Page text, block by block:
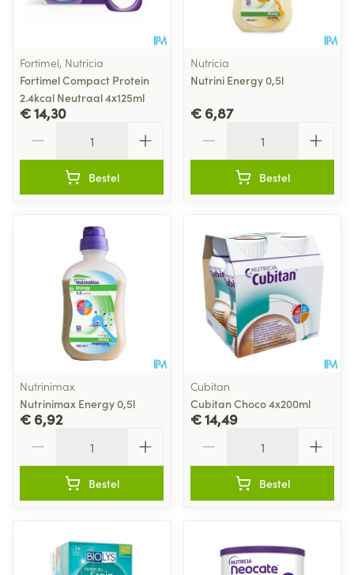
Fortimel, Nutricia
Fortimel Compact Protein
2.4kcal Neutraal 4x125ml
€ 14,30
Bestel
Nutricia
Nutrini Energy 0,5l
€ 6,87
Bestel
Nutrinimax
Nutrinimax Energy 0,5l
€ 6,92
Bestel
Cubitan
Cubitan Choco 4x200ml
€ 14,49
Bestel